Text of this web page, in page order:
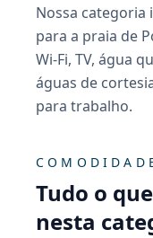
Nossa categoria
para a praia de
Wi-Fi, TV, água
águas de
para trabalho.
Tudo o
nesta